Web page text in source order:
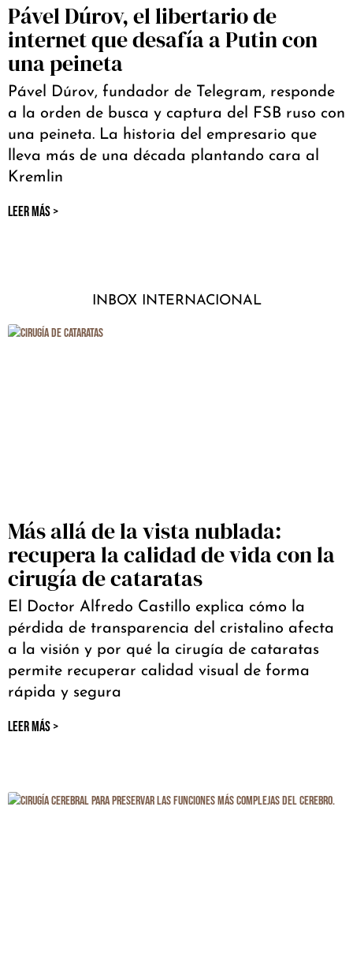
Pável Dúrov, el libertario de
internet que desafía a Putin con
una peineta
Pável Dúrov, fundador de Telegram, responde
a la orden de busca y captura del FSB ruso con
una peineta. La historia del empresario que
lleva más de una década plantando cara al
Kremlin
LEER MÁS >
INBOX INTERNACIONAL
Más allá de la vista nublada:
recupera la calidad de vida con la
cirugía de cataratas
El Doctor Alfredo Castillo explica cómo la
pérdida de transparencia del cristalino afecta
a la visión y por qué la cirugía de cataratas
permite recuperar calidad visual de forma
rápida y segura
LEER MÁS >